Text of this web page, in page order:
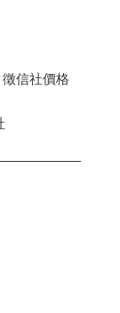
信社價格